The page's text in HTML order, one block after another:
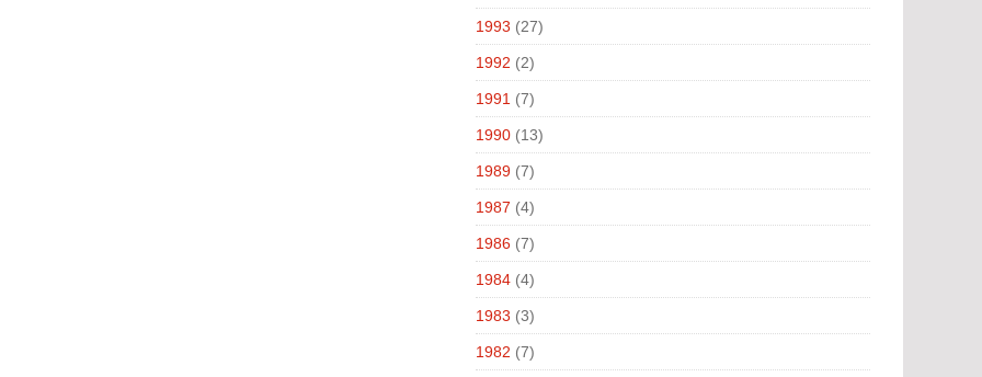
1993 (27)
1992 (2)
1991 (7)
1990 (13)
1989 (7)
1987 (4)
1986 (7)
1984 (4)
1983 (3)
1982 (7)